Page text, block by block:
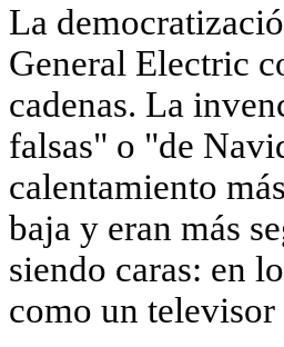
La
General Electric
cadenas. La
falsas" o "de
calentamiento
baja y eran más
siendo caras: en
como un televisor